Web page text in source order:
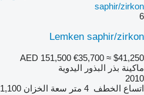
saphir/zirkon
6
Lemken saphir/zirkon
AED 151,500 €35,700 ≈ $41,250
ماكينة بذر البذور اليدوية
2010
اتساع الخطف 4 متر سعة الخزان 1,100 لتر